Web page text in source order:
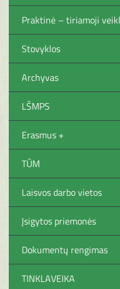
Praktinė – tiriamoji
Stovyklos
Archyvas
LŠMPS
Erasmus +
TŪM
Laisvos darbo vietos
Įsigytos priemonės
Dokumentų rengimas
TINKLAVEIKA